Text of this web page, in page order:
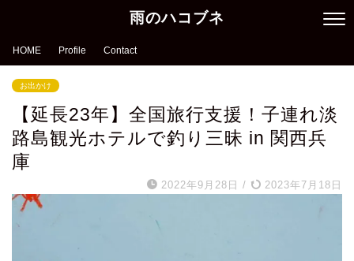
雨のハコブネ
HOME Profile Contact
お出かけ
【延長23年】全国旅行支援！子連れ淡
路島観光ホテルで釣り三昧 in 関西兵
庫
2022年9月28日 / 2023年7月18日